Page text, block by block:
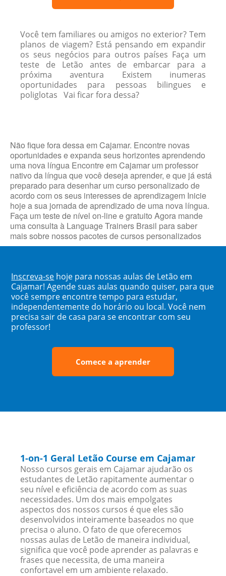
Você tem familiares ou amigos no exterior? Tem
planos de viagem? Está pensando em expandir
os seus negócios para outros países Faça um
teste de Letão antes de embarcar para a
próxima aventura Existem inumeras
oportunidades para pessoas bilingues e
poliglotas Vai ficar fora dessa?
Não fique fora dessa em Cajamar. Encontre novas
oportunidades e expanda seus horizontes aprendendo
uma nova língua Encontre em Cajamar um professor
nativo da língua que você deseja aprender, e que já está
preparado para desenhar um curso personalizado de
acordo com os seus interesses de aprendizagem Inicie
hoje a sua jornada de aprendizado de uma nova língua.
Faça um teste de nível on-line e gratuito Agora mande
uma consulta à Language Trainers Brasil para saber
mais sobre nossos pacotes de cursos personalizados
Inscreva-se hoje para nossas aulas de Letão em
Cajamar! Agende suas aulas quando quiser, para que
você sempre encontre tempo para estudar,
independentemente do horário ou local. Você nem
precisa sair de casa para se encontrar com seu
professor!
Comece a aprender
1-on-1 Geral Letão Course em Cajamar
Nosso cursos gerais em Cajamar ajudarão os
estudantes de Letão rapitamente aumentar o
seu nível e eficiência de acordo com as suas
necessidades. Um dos mais empolgates
aspectos dos nossos cursos é que eles são
desenvolvidos inteiramente baseados no que
precisa o aluno. O fato de que oferecemos
nossas aulas de Letão de maneira individual,
significa que você pode aprender as palavras e
frases que necessita, de uma maneira
confortavel em um ambiente relaxado.